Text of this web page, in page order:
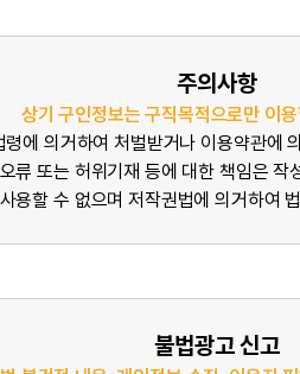
주의사항
상기 구인정보는 구직목적으로만 이
령에 의거하여 처벌받거나 이용약관에
류 또는 허위기재 등에 대한 책임은 작
용할 수 없으며 저작권법에 의거하여
불법광고 신고